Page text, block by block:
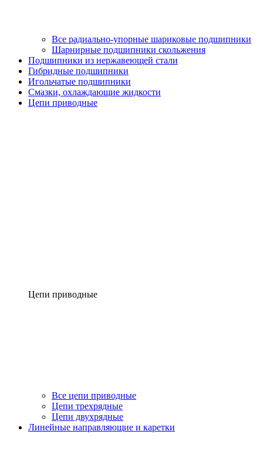
Все радиально-упорные шариковые подшипники
Шарнирные подшипники скольжения
Подшипники из нержавеющей стали
Гибридные подшипники
Игольчатые подшипники
Смазки, охлаждающие жидкости
Цепи приводные
Цепи приводные
Все цепи приводные
Цепи трехрядные
Цепи двухрядные
Линейные направляющие и каретки